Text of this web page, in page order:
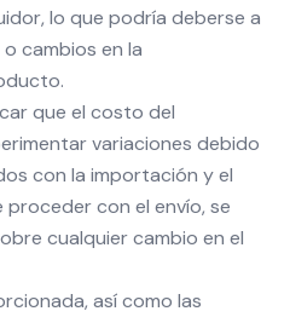
lo que podría deberse a
cambios en la
que el costo del
variaciones debido
con la importación y el
con el envío, se
cualquier cambio en el
así como las